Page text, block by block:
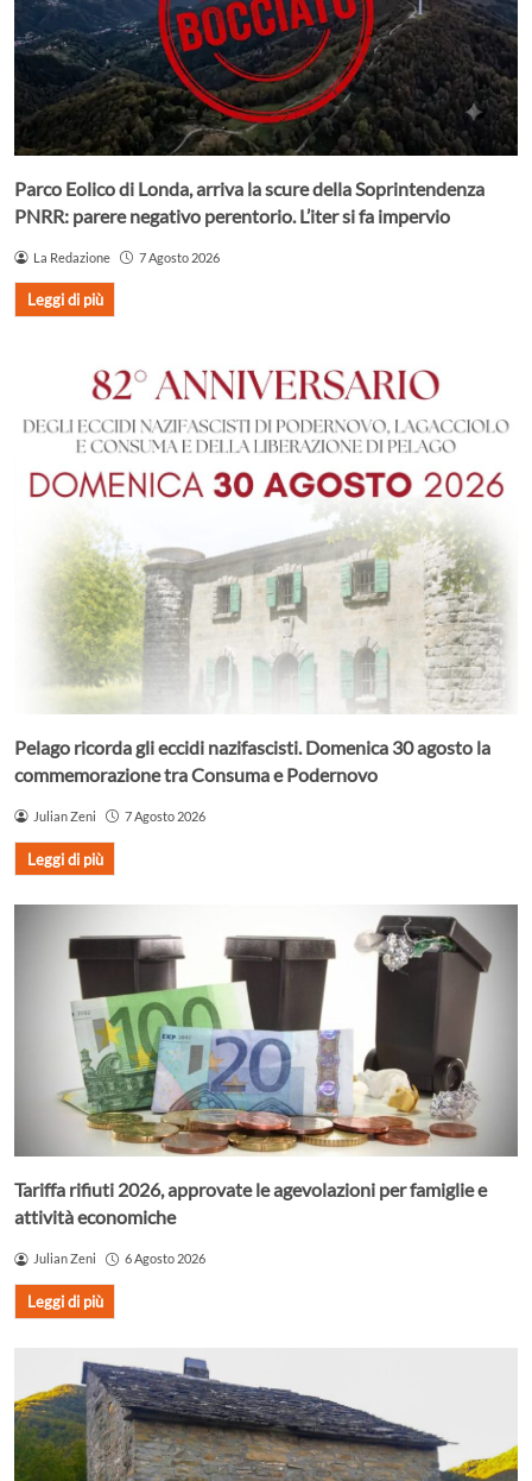
Parco Eolico di Londa, arriva la scure della Soprintendenza
PNRR: parere negativo perentorio. L’iter si fa impervio
La Redazione 7 Agosto 2026
Leggi di più
Pelago ricorda gli eccidi nazifascisti. Domenica 30 agosto la
commemorazione tra Consuma e Podernovo
Julian Zeni 7 Agosto 2026
Leggi di più
Tariffa rifiuti 2026, approvate le agevolazioni per famiglie e
attività economiche
Julian Zeni 6 Agosto 2026
Leggi di più